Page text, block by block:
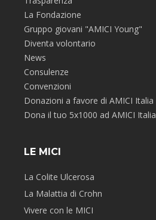
La Fondazione
Gruppo giovani "AMICI Young"
Diventa volontario
News
Consulenze
Convenzioni
Donazioni a favore di AMICI Italia
Dona il tuo 5x1000 ad AMICI Italia
LE MICI
La Colite Ulcerosa
La Malattia di Crohn
Vivere con le MICI